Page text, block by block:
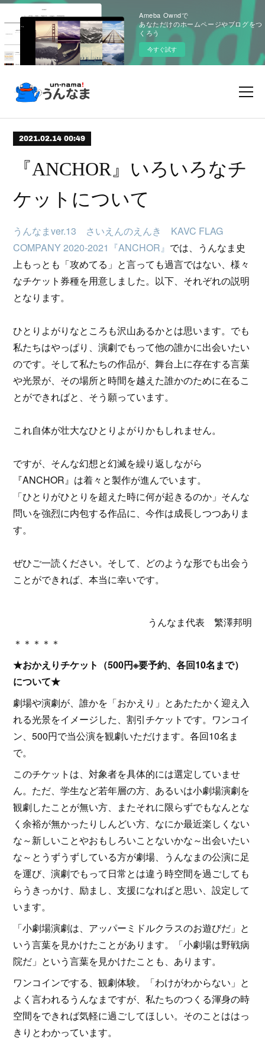
Ameba Owndで
あなただけのホームページやブログをつ
くろう
今すぐ試す
2021.02.14 00:49
『ANCHOR』いろいろなチ
ケットについて
うんなまver.13 さいえんのえんき KAVC FLAG
COMPANY 2020-2021『ANCHOR』 では、うんなま史
上もっとも「攻めてる」と言っても過言ではない、様々
なチケット券種を用意しました。以下、それぞれの説明
となります。
ひとりよがりなところも沢山あるかとは思います。でも
私たちはやっぱり、演劇でもって他の誰かに出会いたい
のです。そして私たちの作品が、舞台上に存在する言葉
や光景が、その場所と時間を越えた誰かのために在るこ
とができればと、そう願っています。
これ自体が壮大なひとりよがりかもしれません。
ですが、そんな幻想と幻滅を繰り返しながら
『ANCHOR』は着々と製作が進んでいます。
「ひとりがひとりを超えた時に何が起きるのか」そんな
問いを強烈に内包する作品に、今作は成長しつつありま
す。
ぜひご一読ください。そして、どのような形でも出会う
ことができれば、本当に幸いです。
うんなま代表 繁澤邦明
＊＊＊＊＊
★おかえりチケット（500円※要予約、各回10名まで）
について★
劇場や演劇が、誰かを「おかえり」とあたたかく迎え入
れる光景をイメージした、割引チケットです。ワンコイ
ン、500円で当公演を観劇いただけます。各回10名ま
で。
このチケットは、対象者を具体的には選定していませ
ん。ただ、学生など若年層の方、あるいは小劇場演劇を
観劇したことが無い方、またそれに限らずでもなんとな
く余裕が無かったりしんどい方、なにか最近楽しくない
な～新しいことやおもしろいことないかな～出会いたい
な～とうずうずしている方が劇場、うんなまの公演に足
を運び、演劇でもって日常とは違う時空間を過ごしても
らうきっかけ、励まし、支援になればと思い、設定して
います。
「小劇場演劇は、アッパーミドルクラスのお遊びだ」と
いう言葉を見かけたことがあります。「小劇場は野戦病
院だ」という言葉を見かけたことも、あります。
ワンコインでする、観劇体験。「わけがわからない」と
よく言われるうんなまですが、私たちのつくる渾身の時
空間をできれば気軽に過ごしてほしい。そのことははっ
きりとわかっています。